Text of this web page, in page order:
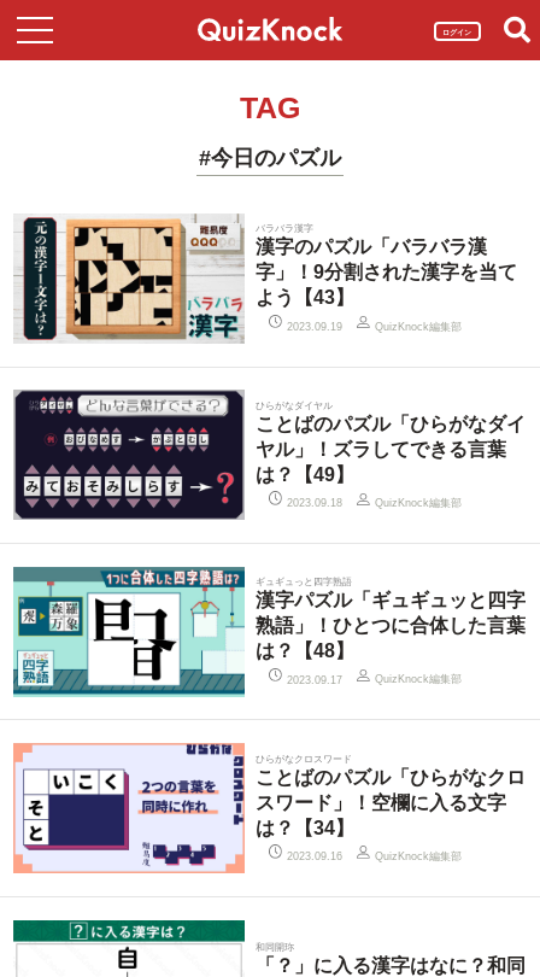
ログイン
TAG
#今日のパズル
バラバラ漢字
漢字のパズル「バラバラ漢
字」！9分割された漢字を当て
よう【43】
2023.09.19 QuizKnock編集部
ひらがなダイヤル
ことばのパズル「ひらがなダイ
ヤル」！ズラしてできる言葉
は？【49】
2023.09.18 QuizKnock編集部
ギュギュっと四字熟語
漢字パズル「ギュギュッと四字
熟語」！ひとつに合体した言葉
は？【48】
2023.09.17 QuizKnock編集部
ひらがなクロスワード
ことばのパズル「ひらがなクロ
スワード」！空欄に入る文字
は？【34】
2023.09.16 QuizKnock編集部
和同開珎
「？」に入る漢字はなに？和同